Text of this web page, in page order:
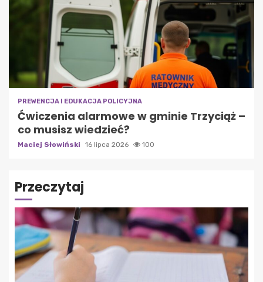
PREWENCJA I EDUKACJA POLICYJNA
Ćwiczenia alarmowe w gminie Trzyciąż –
co musisz wiedzieć?
Maciej Słowiński 16 lipca 2026 100
Przeczytaj